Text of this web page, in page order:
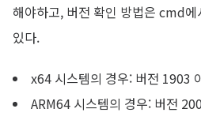
해야하고, 버전 확인 방법은 cmd
있다.
x64 시스템의 경우: 버전 1903
ARM64 시스템의 경우: 버전